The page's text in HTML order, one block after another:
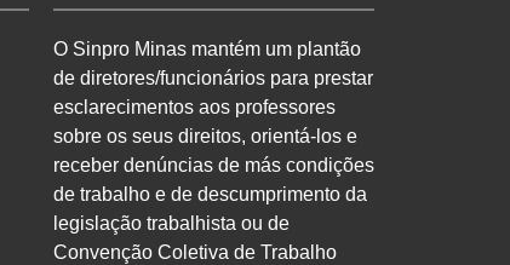
O Sinpro Minas mantém um plantão
de diretores/funcionários para prestar
esclarecimentos aos professores
sobre os seus direitos, orientá-los e
receber denúncias de más condições
de trabalho e de descumprimento da
legislação trabalhista ou de
Convenção Coletiva de Trabalho